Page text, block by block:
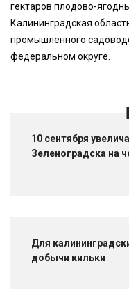
гектаров плодово-
Калининградская
промышленного
федеральном округе.
10 сентября
Зеленоградска на
Для
добычи кильки